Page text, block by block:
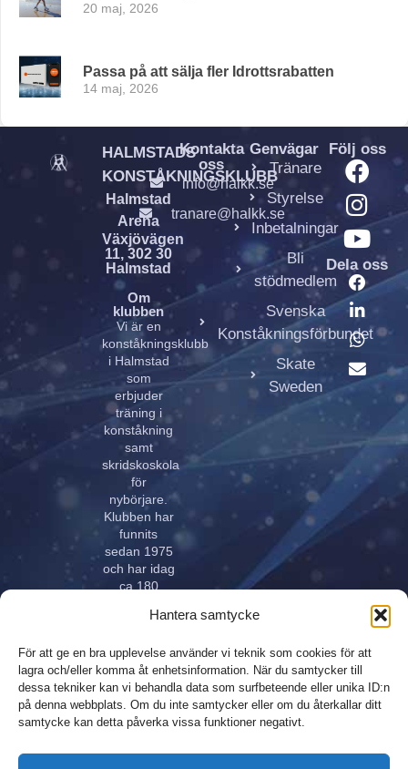
Hantera samtycke
För att ge en bra upplevelse använder vi teknik som cookies för att
lagra och/eller komma åt enhetsinformation. När du samtycker till
dessa tekniker kan vi behandla data som surfbeteende eller unika ID:n
på denna webbplats. Om du inte samtycker eller om du återkallar ditt
samtycke kan detta påverka vissa funktioner negativt.
20 maj, 2026
Passa på att sälja fler Idrottsrabatten
14 maj, 2026
HALMSTADS
KONSTÅKNINGSKLUBB
Halmstad
Arena
Växjövägen
11, 302 30
Halmstad
Om
klubben
Vi är en
konståkningsklubb
i Halmstad
som
erbjuder
träning i
konståkning
samt
skridskoskola
för
nybörjare.
Klubben har
funnits
sedan 1975
och har idag
ca 180
i alla åldrar.
innehar
elitlicens.
Kontakta
oss
info@halkk.se
tranare@halkk.se
Genvägar
Tränare
Styrelse
Inbetalningar
Bli
stödmedlem
Svenska
Konståkningsförbundet
Skate
Sweden
Följ oss
Dela oss